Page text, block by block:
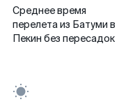
Среднее время
перелета из Батуми в
Пекин без пересадок